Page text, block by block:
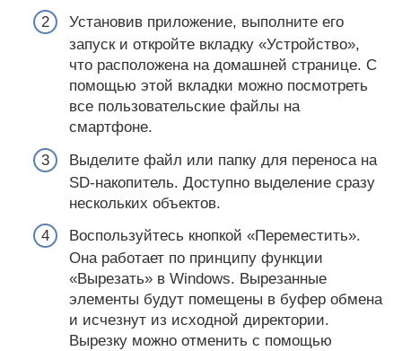
Установив приложение, выполните его
запуск и откройте вкладку «Устройство»,
что расположена на домашней странице. С
помощью этой вкладки можно посмотреть
все пользовательские файлы на
смартфоне.
Выделите файл или папку для переноса на
SD-накопитель. Доступно выделение сразу
нескольких объектов.
Воспользуйтесь кнопкой «Переместить».
Она работает по принципу функции
«Вырезать» в Windows. Вырезанные
элементы будут помещены в буфер обмена
и исчезнут из исходной директории.
Вырезку можно отменить с помощью